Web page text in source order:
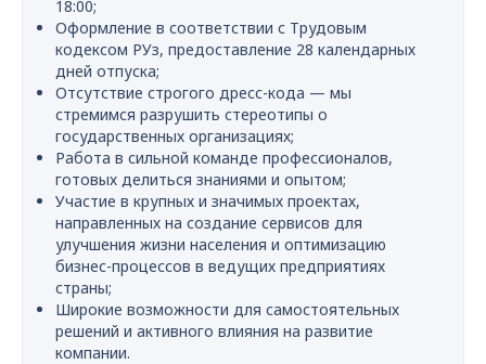
18:00;
Оформление в соответствии с Трудовым
кодексом РУз, предоставление 28 календарных
дней отпуска;
Отсутствие строгого дресс-кода — мы
стремимся разрушить стереотипы о
государственных организациях;
Работа в сильной команде профессионалов,
готовых делиться знаниями и опытом;
Участие в крупных и значимых проектах,
направленных на создание сервисов для
улучшения жизни населения и оптимизацию
бизнес-процессов в ведущих предприятиях
страны;
Широкие возможности для самостоятельных
решений и активного влияния на развитие
компании.